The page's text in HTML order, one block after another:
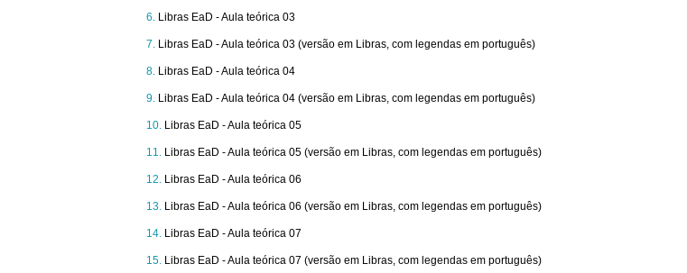
Libras EaD - Aula teórica 03
Libras EaD - Aula teórica 03 (versão em Libras, com legendas em português)
Libras EaD - Aula teórica 04
Libras EaD - Aula teórica 04 (versão em Libras, com legendas em português)
Libras EaD - Aula teórica 05
Libras EaD - Aula teórica 05 (versão em Libras, com legendas em português)
Libras EaD - Aula teórica 06
Libras EaD - Aula teórica 06 (versão em Libras, com legendas em português)
Libras EaD - Aula teórica 07
Libras EaD - Aula teórica 07 (versão em Libras, com legendas em português)